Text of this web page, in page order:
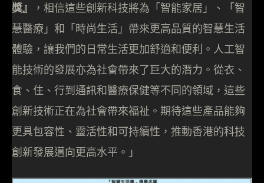
獎』
，相信這些創新科技將為「智能家居」、「智
慧醫療」和「時尚生活」帶來更高品質的智慧生活
體驗，讓我們的日常生活更加舒適和便利。人工智
能技術的發展亦為社會帶來了巨大的潛力。從衣、
食、住、行到通訊和醫療保健等不同的領域，這些
創新技術正在為社會帶來福祉。期待這些產品能夠
更具包容性、靈活性和可持續性，推動香港的科技
創新發展邁向更高水平。」